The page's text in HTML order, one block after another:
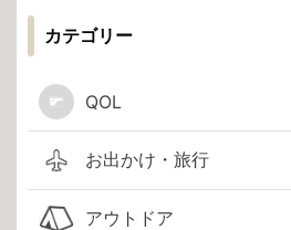
カテゴリー
QOL
お出かけ・旅行
アウトドア